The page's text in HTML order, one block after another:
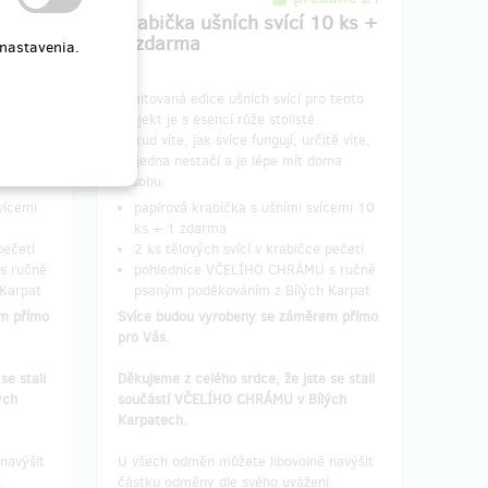
víte,
ručně
přímo
stali
Krabička ušních svící 10 ks +
1 zdarma
Limitovaná edice ušních svící pro tento
projekt je s esencí růže stolisté.
Pokud víte, jak svíce fungují, určitě víte,
že jedna nestačí a je lépe mít doma
zásobu.
papírová krabička s ušními svícemi 10
ks + 1 zdarma
2 ks tělových svící v krabičce pečetí
pohlednice VČELÍHO CHRÁMU s ručně
psaným poděkováním z Bílých Karpat
Svíce budou vyrobeny se záměrem přímo
pro Vás.
Děkujeme z celého srdce, že jste se stali
součástí VČELÍHO CHRÁMU v Bílých
Karpatech.
U všech odměn můžete libovolně navýšit
částku odměny dle svého uvážení.